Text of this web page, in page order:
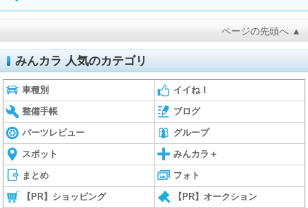
ページの先頭へ ▲
みんカラ 人気のカテゴリ
車種別 イイね！
整備手帳 ブログ
パーツレビュー グループ
スポット みんカラ＋
まとめ フォト
【PR】ショッピング 【PR】オークション